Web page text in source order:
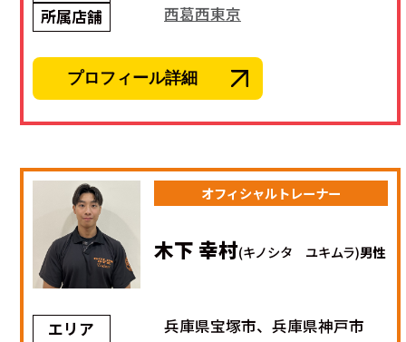
所属店舗
西葛西東京
プロフィール詳細
オフィシャルトレーナー
木下 幸村(キノシタ ユキムラ)男性
エリア
兵庫県宝塚市、兵庫県神戸市